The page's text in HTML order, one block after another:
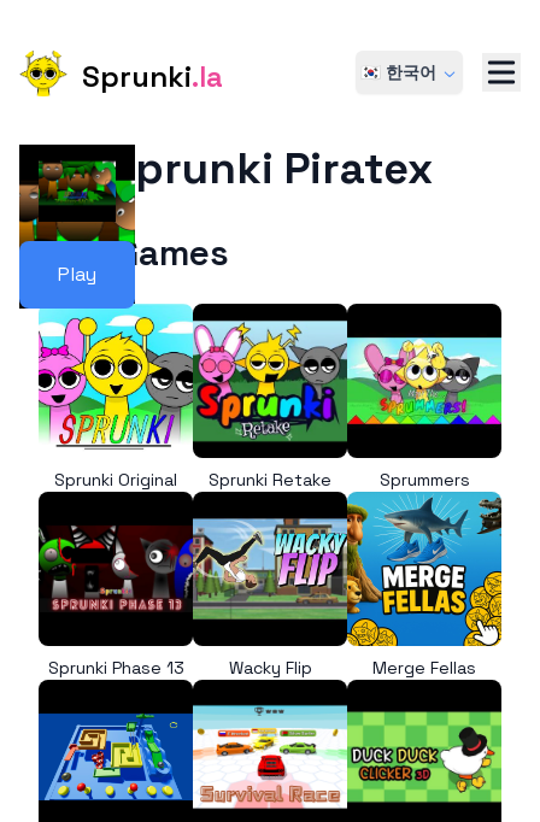
Sprunki.la 🇰🇷 한국어
Play
Sprunki Piratex
More Games
Sprunki Original Sprunki Retake Sprummers
Sprunki Phase 13 Wacky Flip Merge Fellas